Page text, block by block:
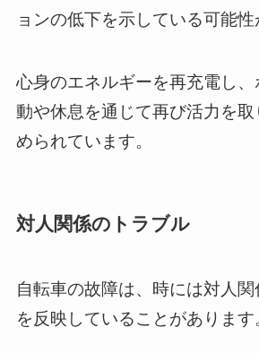
ョンの低下を示している可能性
心身のエネルギーを再充電し
動や休息を通じて再び活力を
められています。
対人関係のトラブル
自転車の故障は、時には対人
を反映していることがあります